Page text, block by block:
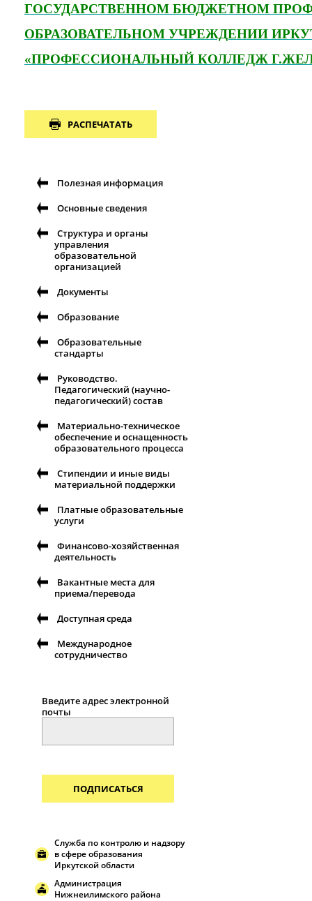
ГОСУДАРСТВЕННОМ БЮДЖЕТНОМ
ОБРАЗОВАТЕЛЬНОМ УЧРЕЖДЕНИИ
«ПРОФЕССИОНАЛЬНЫЙ КОЛЛЕДЖ
РАСПЕЧАТАТЬ
Полезная информация
Основные сведения
Структура и органы
управления
образовательной
организацией
Документы
Образование
Образовательные
стандарты
Руководство.
Педагогический (научно-
педагогический) состав
Материально-техническое
обеспечение и оснащенность
образовательного процесса
Стипендии и иные виды
материальной поддержки
Платные образовательные
услуги
Финансово-хозяйственная
деятельность
Вакантные места для
приема/перевода
Доступная среда
Международное
сотрудничество
Введите адрес электронной
почты
ПОДПИСАТЬСЯ
Служба по контролю и надзору
в сфере образования
Иркутской области
Администрация
Нижнеилимского района